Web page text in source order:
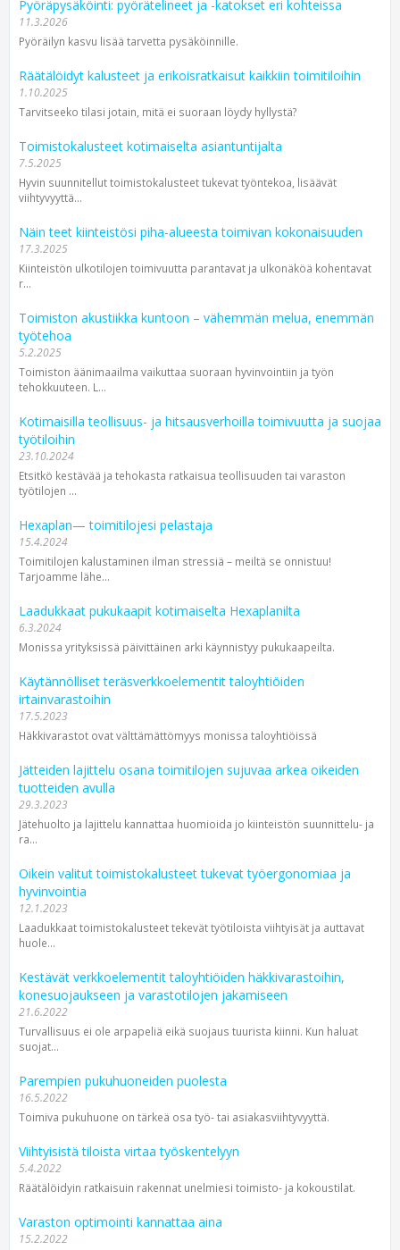
Pyöräpysäköinti: pyörätelineet ja -katokset eri kohteissa
11.3.2026
Pyöräilyn kasvu lisää tarvetta pysäköinnille.
Räätälöidyt kalusteet ja erikoisratkaisut kaikkiin toimitiloihin
1.10.2025
Tarvitseeko tilasi jotain, mitä ei suoraan löydy hyllystä?
Toimistokalusteet kotimaiselta asiantuntijalta
7.5.2025
Hyvin suunnitellut toimistokalusteet tukevat työntekoa, lisäävät
viihtyvyyttä...
Näin teet kiinteistösi piha-alueesta toimivan kokonaisuuden
17.3.2025
Kiinteistön ulkotilojen toimivuutta parantavat ja ulko­näköä kohentavat
r...
Toimiston akustiikka kuntoon – vähemmän melua, enemmän
työtehoa
5.2.2025
Toimiston äänimaailma vaikuttaa suoraan hyvinvointiin ja työn
tehokkuuteen. L...
Kotimaisilla teollisuus- ja hitsausverhoilla toimivuutta ja suojaa
työtiloihin
23.10.2024
Etsitkö kestävää ja tehokasta ratkaisua teollisuuden tai varaston
työtilojen ...
Hexaplan— toimitilojesi pelastaja
15.4.2024
Toimitilojen kalustaminen ilman stressiä – meiltä se onnistuu!
Tarjoamme lähe...
Laadukkaat pukukaapit kotimaiselta Hexaplanilta
6.3.2024
Monissa yrityksissä päivittäinen arki käynnistyy pukukaapeilta.
Käytännölliset teräsverkkoelementit taloyhtiöiden
irtainvarastoihin
17.5.2023
Häkkivarastot ovat välttämättömyys monissa taloyhtiöissä
Jätteiden lajittelu osana toimitilojen sujuvaa arkea oikeiden
tuotteiden avulla
29.3.2023
Jätehuolto ja lajittelu kannattaa huomioida jo kiinteistön suunnittelu- ja
ra...
Oikein valitut toimistokalusteet tukevat työergonomiaa ja
hyvinvointia
12.1.2023
Laadukkaat toimistokalusteet tekevät työtiloista viihtyisät ja auttavat
huole...
Kestävät verkkoelementit taloyhtiöiden häkkivarastoihin,
konesuojaukseen ja varastotilojen jakamiseen
21.6.2022
Turvallisuus ei ole arpapeliä eikä suojaus tuurista kiinni. Kun haluat
suojat...
Parempien pukuhuoneiden puolesta
16.5.2022
Toimiva pukuhuone on tärkeä osa työ- tai asiakasviihtyvyyttä.
Viihtyisistä tiloista virtaa työskentelyyn
5.4.2022
Räätälöidyin ratkaisuin rakennat unelmiesi toimisto- ja kokoustilat.
Varaston optimointi kannattaa aina
15.2.2022